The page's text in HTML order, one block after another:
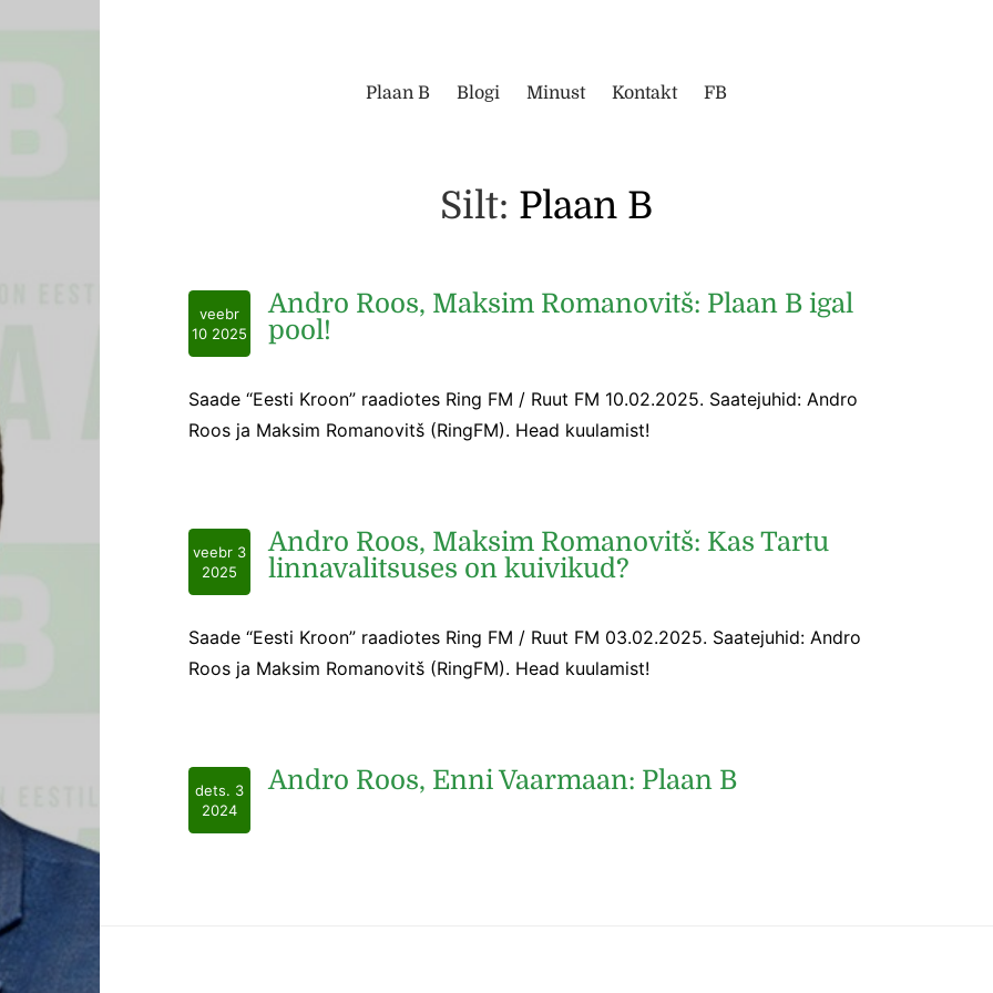
Plaan B Blogi Minust Kontakt FB
Silt: Plaan B
veebr
10 2025
Andro Roos, Maksim Romanovitš: Plaan B igal
pool!
Saade “Eesti Kroon” raadiotes Ring FM / Ruut FM 10.02.2025. Saatejuhid: Andro
Roos ja Maksim Romanovitš (RingFM). Head kuulamist!
veebr 3
2025
Andro Roos, Maksim Romanovitš: Kas Tartu
linnavalitsuses on kuivikud?
Saade “Eesti Kroon” raadiotes Ring FM / Ruut FM 03.02.2025. Saatejuhid: Andro
Roos ja Maksim Romanovitš (RingFM). Head kuulamist!
dets. 3
2024
Andro Roos, Enni Vaarmaan: Plaan B